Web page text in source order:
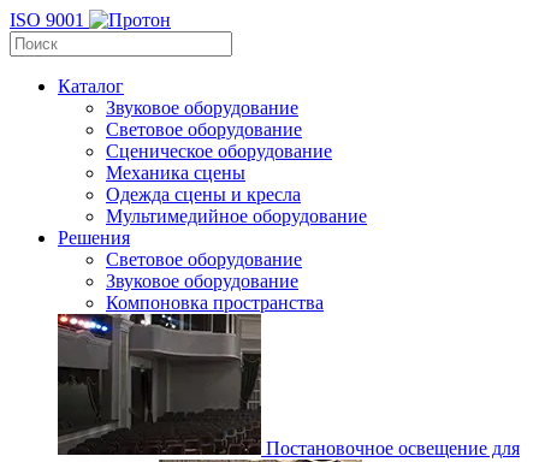
ISO 9001
Каталог
Звуковое оборудование
Световое оборудование
Сценическое оборудование
Механика сцены
Одежда сцены и кресла
Мультимедийное оборудование
Решения
Световое оборудование
Звуковое оборудование
Компоновка пространства
Постановочное освещение для